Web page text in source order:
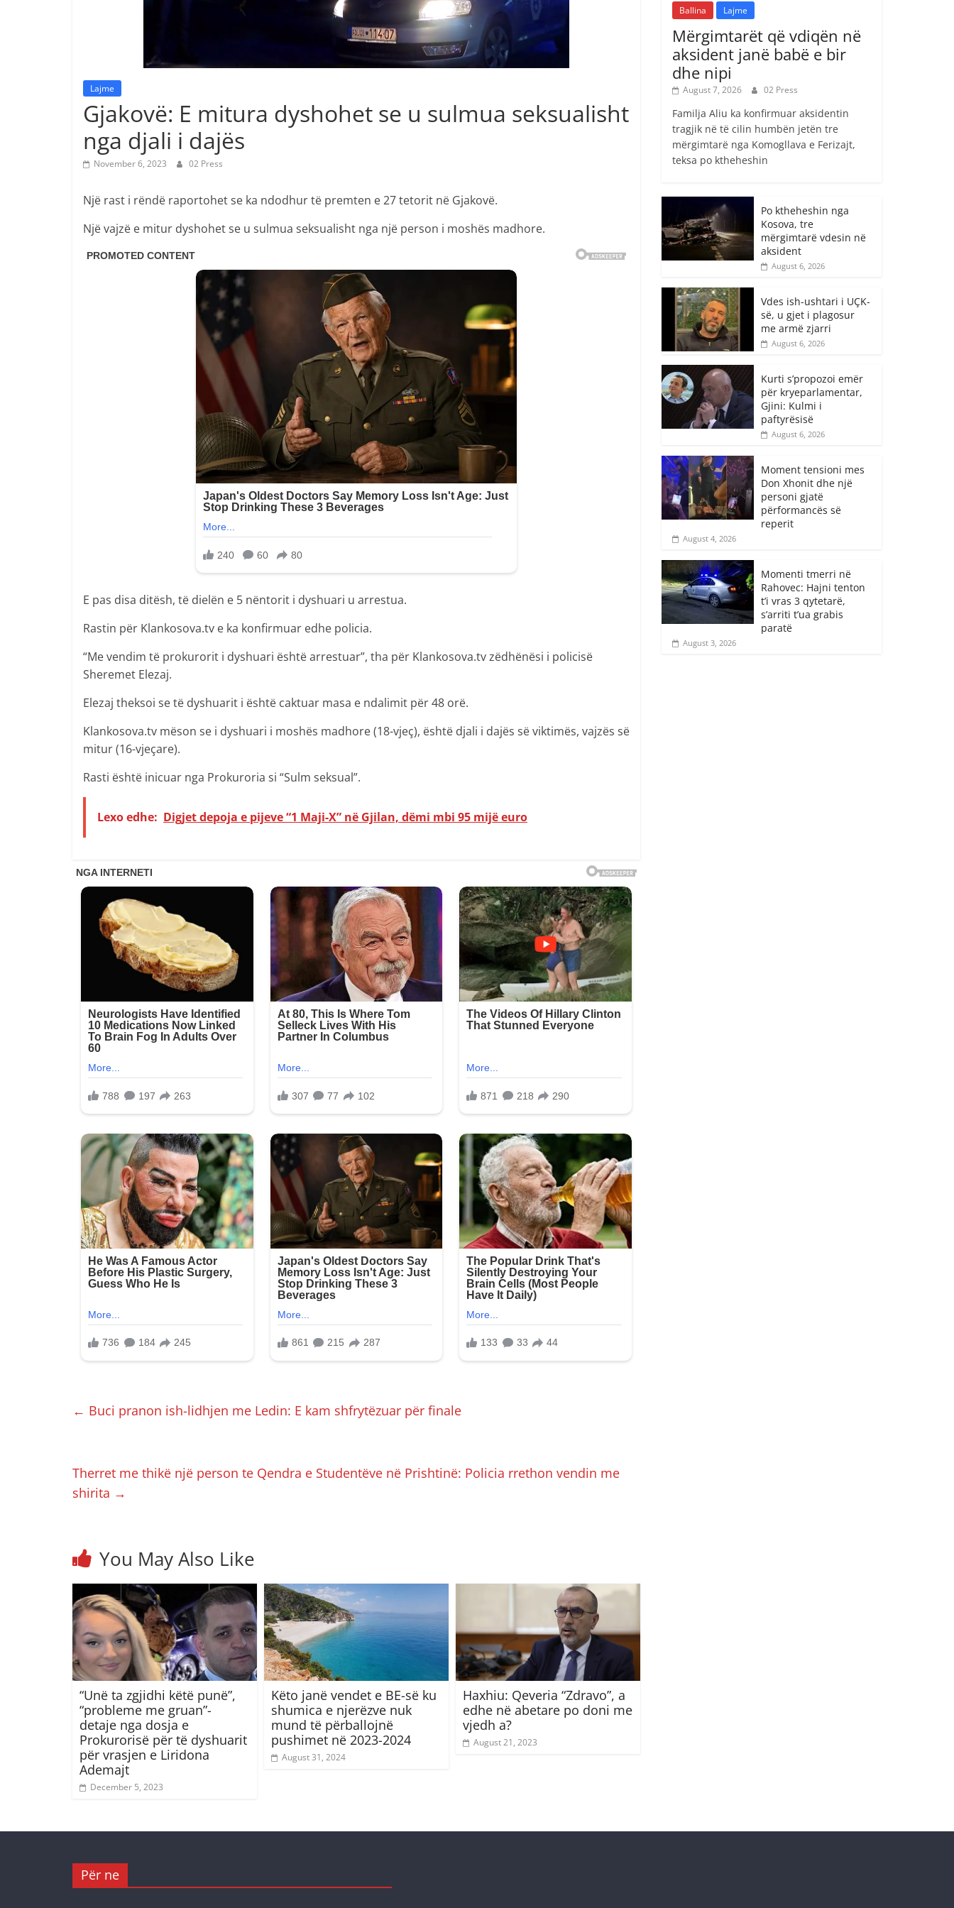
Lajme
Gjakovë: E mitura dyshohet se u sulmua seksualisht
nga djali i dajës
November 6, 2023 02 Press
Një rast i rëndë raportohet se ka ndodhur të premten e 27 tetorit në Gjakovë.
Një vajzë e mitur dyshohet se u sulmua seksualisht nga një person i moshës madhore.
E pas disa ditësh, të dielën e 5 nëntorit i dyshuari u arrestua.
Rastin për Klankosova.tv e ka konfirmuar edhe policia.
“Me vendim të prokurorit i dyshuari është arrestuar”, tha për Klankosova.tv zëdhënësi i policisë
Sheremet Elezaj.
Elezaj theksoi se të dyshuarit i është caktuar masa e ndalimit për 48 orë.
Klankosova.tv mëson se i dyshuari i moshës madhore (18-vjeç), është djali i dajës së viktimës, vajzës së
mitur (16-vjeçare).
Rasti është inicuar nga Prokuroria si “Sulm seksual”.
Lexo edhe: Digjet depoja e pijeve “1 Maji-X” në Gjilan, dëmi mbi 95 mijë euro
← Buci pranon ish-lidhjen me Ledin: E kam shfrytëzuar për finale
Therret me thikë një person te Qendra e Studentëve në Prishtinë: Policia rrethon vendin me
shirita →
You May Also Like
“Unë ta zgjidhi këtë punë”,
“probleme me gruan”-
detaje nga dosja e
Prokurorisë për të dyshuarit
për vrasjen e Liridona
Ademajt
December 5, 2023
Këto janë vendet e BE-së ku
shumica e njerëzve nuk
mund të përballojnë
pushimet në 2023-2024
August 31, 2024
Haxhiu: Qeveria “Zdravo”, a
edhe në abetare po doni me
vjedh a?
August 21, 2023
Ballina Lajme
Mërgimtarët që vdiqën në
aksident janë babë e bir
dhe nipi
August 7, 2026 02 Press
Familja Aliu ka konfirmuar aksidentin
tragjik në të cilin humbën jetën tre
mërgimtarë nga Komogllava e Ferizajt,
teksa po ktheheshin
Po ktheheshin nga
Kosova, tre
mërgimtarë vdesin në
aksident
August 6, 2026
Vdes ish-ushtari i UÇK-
së, u gjet i plagosur
me armë zjarri
August 6, 2026
Kurti s’propozoi emër
për kryeparlamentar,
Gjini: Kulmi i
paftyrësisë
August 6, 2026
Moment tensioni mes
Don Xhonit dhe një
personi gjatë
përformancës së
reperit
August 4, 2026
Momenti tmerri në
Rahovec: Hajni tenton
t’i vras 3 qytetarë,
s’arriti t’ua grabis
paratë
August 3, 2026
Për ne